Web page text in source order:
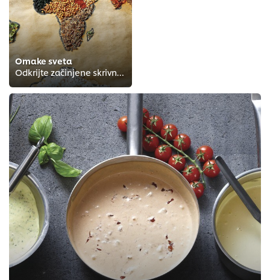
Omake sveta
Odkrijte začinjene skrivnosti svetovne kuhinje